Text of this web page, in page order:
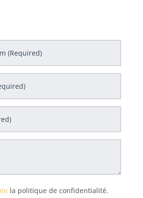
la politique de confidentialité.